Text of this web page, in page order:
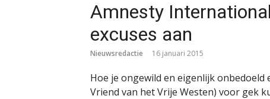
Amnesty
excuses aan
Nieuwsredactie 16 januari 2015
Hoe je ongewild en eigenlijk onbedoeld
Vriend van het Vrije Westen) voor gek